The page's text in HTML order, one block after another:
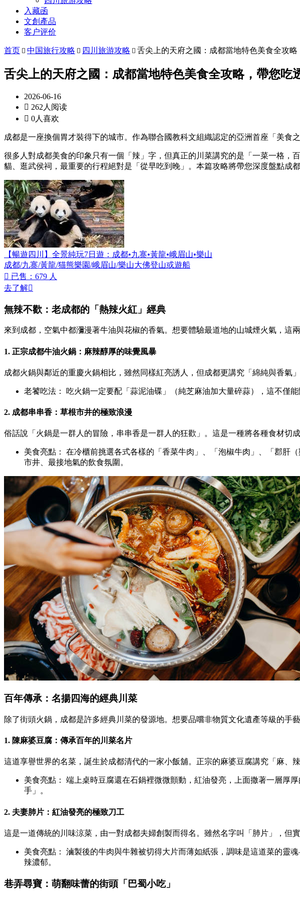
入藏函
文創產品
客户评价
首页  中国旅行攻略  四川旅游攻略  舌尖上的天府之國：成都當地特色美食全攻
舌尖上的天府之國：成都當地特色美食全攻略，帶您吃
2026-06-16
 262人阅读
 0人喜欢
成都是一座換個胃才裝得下的城市。作為聯合國教科文組織認定的亞洲首座「美食
很多人對成都美食的印象只有一個「辣」字，但真正的川菜講究的是「一菜一格
貓、逛武侯祠，最重要的行程絕對是「從早吃到晚」。本篇攻略將帶您深度盤點成
【暢遊四川】全景純玩7日遊：成都•九寨•黃龍•峨眉山•樂山
成都/九寨/黃龍/猫熊樂園/峨眉山/樂山大佛登山或遊船
 已售：679 人
去了解
無辣不歡：老成都的「熱辣火紅」經典
來到成都，空氣中都瀰漫著牛油與花椒的香氣。想要體驗最道地的山城煙火氣，這
1. 正宗成都牛油火鍋：麻辣醇厚的味覺風暴
成都火鍋與鄰近的重慶火鍋相比，雖然同樣紅亮誘人，但成都更講究「綿純與香氣
老饕吃法： 吃火鍋一定要配「蒜泥油碟」（純芝麻油加大量碎蒜），這不僅
2. 成都串串香：草根市井的極致浪漫
俗話說「火鍋是一群人的冒險，串串香是一群人的狂歡」。這是一種將各種食材切
美食亮點： 在冷櫃前挑選各式各樣的「香菜牛肉」、「泡椒牛肉」、「郡肝
市井、最接地氣的飲食氛圍。
百年傳承：名揚四海的經典川菜
除了街頭火鍋，成都是許多經典川菜的發源地。想要品嚐非物質文化遺產等級的手
1. 陳麻婆豆腐：傳承百年的川菜名片
這道享譽世界的名菜，誕生於成都清代的一家小飯舖。正宗的麻婆豆腐講究「麻、
美食亮點： 端上桌時豆腐還在石鍋裡微微顫動，紅油發亮，上面撒著一層厚
手」。
2. 夫妻肺片：紅油發亮的極致刀工
這是一道傳統的川味涼菜，由一對成都夫婦創製而得名。雖然名字叫「肺片」，但
美食亮點： 滷製後的牛肉與牛雜被切得大片而薄如紙張，調味是這道菜的
辣濃郁。
巷弄尋寶：萌翻味蕾的街頭「巴蜀小吃」